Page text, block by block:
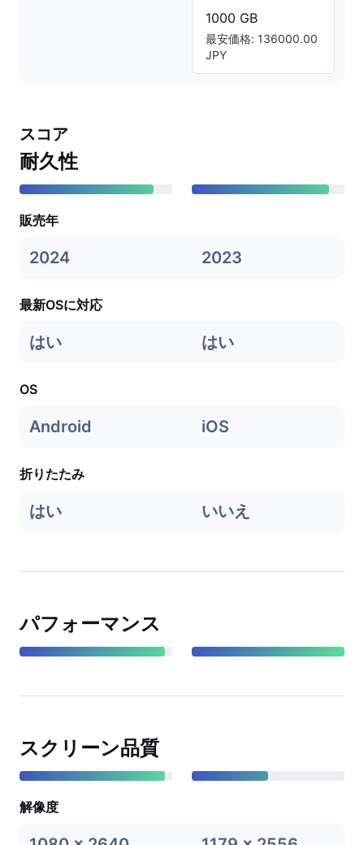
1000 GB
最安価格: 136000.00
JPY
スコア
耐久性
販売年
2024 2023
最新OSに対応
はい はい
OS
Android iOS
折りたたみ
はい いいえ
パフォーマンス
スクリーン品質
解像度